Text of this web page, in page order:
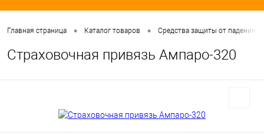
Главная страница • Каталог товаров • Средства защиты от падения
Страховочная привязь Ампаро-320